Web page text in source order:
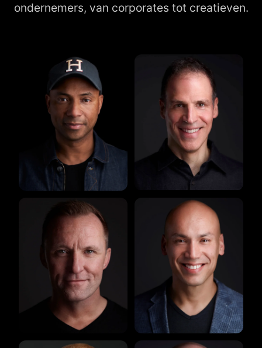
ondernemers, van corporates tot creatieven.